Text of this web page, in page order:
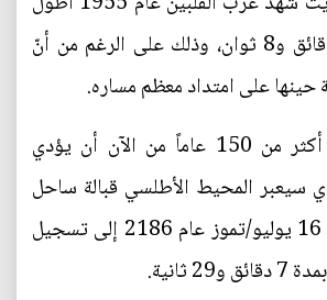
كسوف امتد لـ7 دقائق و8 ثوان، وذلك على الرغم من أنّ
حينها على امتداد معظم مساره.
ومن المتوقع بعد أكثر من 150 عاماً من الآن أن يؤدي
سيعبر المحيط الأطلسي قبالة ساحل
غيانا الفرنسية في 16 يوليو/تموز عام 2186 إلى تسجيل